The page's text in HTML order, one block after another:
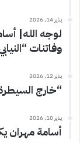
يناير 14, 2026
لوجه الله|
وفاتنات
يناير 12, 2026
“خارج
يناير 10, 2026
أسامة مهران